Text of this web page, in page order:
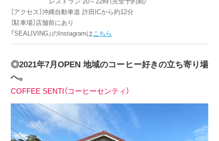
［アクセス］沖縄自動車道 許田ICから約12分
［駐車場］店舗前にあり
「SEALIVING」のInstagramは こちら
◎2021年7月OPEN 地域のコーヒー好きの立ち寄り場
へ。
COFFEE SENTI（コーヒーセンティ）